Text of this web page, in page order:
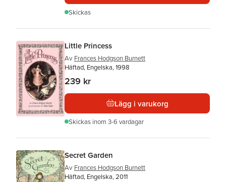
Skickas
Little Princess
Av Frances Hodgson Burnett
Häftad, Engelska, 1998
239 kr
Lägg i varukorg
Skickas inom 3-6 vardagar
Secret Garden
Av Frances Hodgson Burnett
Häftad, Engelska, 2011